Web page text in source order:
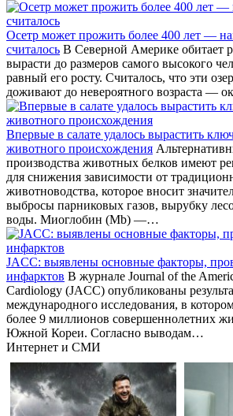
Осетр может прожить более 400 лет —
считалось В Северной Америке обитает
вырасти до размеров самого высокого
равный его росту. Считалось, что эти
доживают до невероятного возраста —
Впервые в салате удалось вырастить
животного происхождения
производства животных белков имеют
для снижения зависимости от
животноводства, которое вносит
выбросы парниковых газов, вырубку
воды. Миоглобин (Mb) —…
JACC: выявлены основные факторы,
инфарктов В журнале Journal of the
Cardiology (JACC) опубликованы
международного исследования, в
более 9 миллионов совершеннолетних
Южной Кореи. Согласно выводам…
Интернет и СМИ